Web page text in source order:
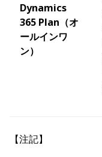
Dynamics
365 Plan（オ
ールインワ
ン）
【注記】